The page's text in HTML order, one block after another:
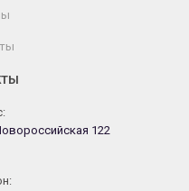
122